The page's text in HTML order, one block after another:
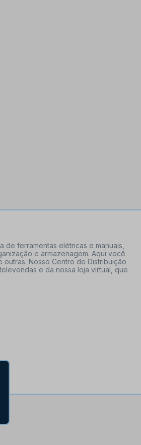
ferramentas elétricas e manuais,
e armazenagem. Aqui você
Nosso Centro de Distribuição
e da nossa loja virtual, que